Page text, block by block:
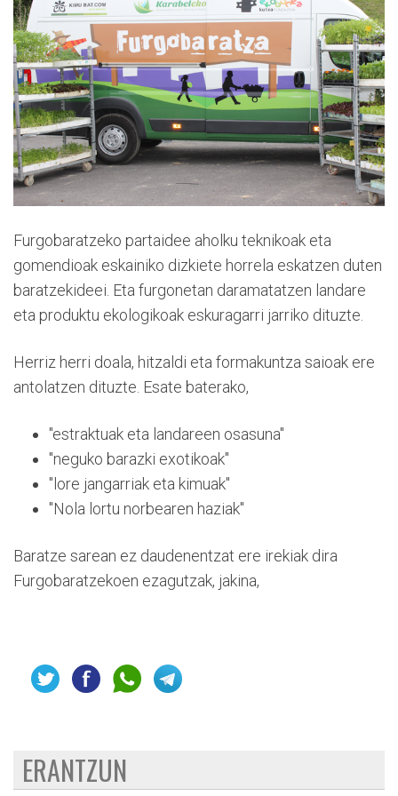
Furgobaratzeko partaidee aholku teknikoak eta
gomendioak eskainiko dizkiete horrela eskatzen duten
baratzekideei. Eta furgonetan daramatatzen landare
eta produktu ekologikoak eskuragarri jarriko dituzte.
Herriz herri doala, hitzaldi eta formakuntza saioak ere
antolatzen dituzte. Esate baterako,
"estraktuak eta landareen osasuna"
"neguko barazki exotikoak"
"lore jangarriak eta kimuak"
"Nola lortu norbearen haziak"
Baratze sarean ez daudenentzat ere irekiak dira
Furgobaratzekoen ezagutzak, jakina,
ERANTZUN